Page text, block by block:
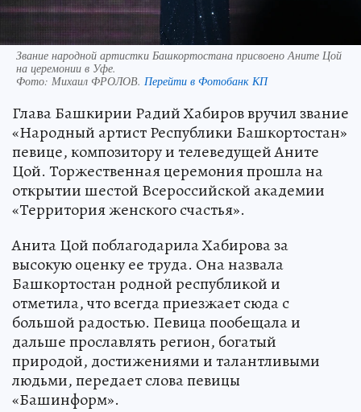
Звание народной артистки Башкортостана присвоено Аните Цой
на церемонии в Уфе.
Фото: Михаил ФРОЛОВ. Перейти в Фотобанк КП
Глава Башкирии Радий Хабиров вручил звание
«Народный артист Республики Башкортостан»
певице, композитору и телеведущей Аните
Цой. Торжественная церемония прошла на
открытии шестой Всероссийской академии
«Территория женского счастья».
Анита Цой поблагодарила Хабирова за
высокую оценку ее труда. Она назвала
Башкортостан родной республикой и
отметила, что всегда приезжает сюда с
большой радостью. Певица пообещала и
дальше прославлять регион, богатый
природой, достижениями и талантливыми
людьми, передает слова певицы
«Башинформ».